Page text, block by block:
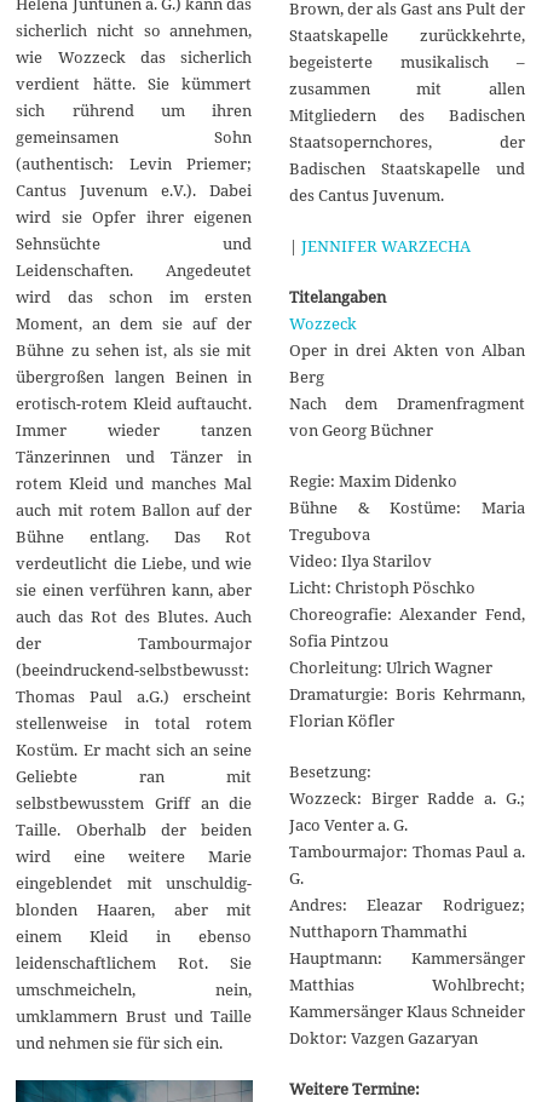
sicherlich nicht so annehmen,
wie Wozzeck das sicherlich
verdient hätte. Sie kümmert
sich rührend um ihren
gemeinsamen Sohn
(authentisch: Levin Priemer;
Cantus Juvenum e.V.). Dabei
wird sie Opfer ihrer eigenen
Sehnsüchte und
Leidenschaften. Angedeutet
wird das schon im ersten
Moment, an dem sie auf der
Bühne zu sehen ist, als sie mit
übergroßen langen Beinen in
erotisch-rotem Kleid auftaucht.
Immer wieder tanzen
Tänzerinnen und Tänzer in
rotem Kleid und manches Mal
auch mit rotem Ballon auf der
Bühne entlang. Das Rot
verdeutlicht die Liebe, und wie
sie einen verführen kann, aber
auch das Rot des Blutes. Auch
der Tambourmajor
(beeindruckend-selbstbewusst:
Thomas Paul a.G.) erscheint
stellenweise in total rotem
Kostüm. Er macht sich an seine
Geliebte ran mit
selbstbewusstem Griff an die
Taille. Oberhalb der beiden
wird eine weitere Marie
eingeblendet mit unschuldig-
blonden Haaren, aber mit
einem Kleid in ebenso
leidenschaftlichem Rot. Sie
umschmeicheln, nein,
umklammern Brust und Taille
und nehmen sie für sich ein.
Brown, der als Gast ans Pult der
Staatskapelle zurückkehrte,
begeisterte musikalisch –
zusammen mit allen
Mitgliedern des Badischen
Staatsopernchores, der
Badischen Staatskapelle und
des Cantus Juvenum.
| JENNIFER WARZECHA
Titelangaben
Wozzeck
Oper in drei Akten von Alban
Berg
Nach dem Dramenfragment
von Georg Büchner
Regie: Maxim Didenko
Bühne & Kostüme: Maria
Tregubova
Video: Ilya Starilov
Licht: Christoph Pöschko
Choreografie: Alexander Fend,
Sofia Pintzou
Chorleitung: Ulrich Wagner
Dramaturgie: Boris Kehrmann,
Florian Köfler
Besetzung:
Wozzeck: Birger Radde a. G.;
Jaco Venter a. G.
Tambourmajor: Thomas Paul a.
G.
Andres: Eleazar Rodriguez;
Nutthaporn Thammathi
Hauptmann: Kammersänger
Matthias Wohlbrecht;
Kammersänger Klaus Schneider
Doktor: Vazgen Gazaryan
Weitere Termine: